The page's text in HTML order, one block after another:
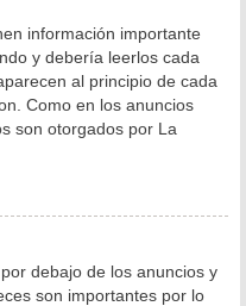
información importante
y debería leerlos cada
al principio de cada
Como en los anuncios
son otorgados por La
debajo de los anuncios y
son importantes por lo